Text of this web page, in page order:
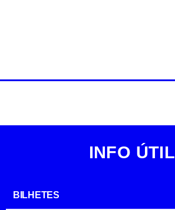
INFO ÚTIL
BILHETES